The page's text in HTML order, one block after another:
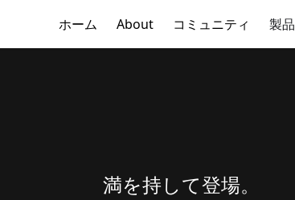
ホーム About コミュニティ 製品
満を持して登場。